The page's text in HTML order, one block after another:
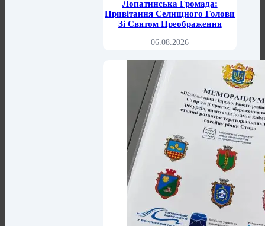
Лопатинська Громада:
Привітання Селищного Голови
Зі Святом Преображення
06.08.2026